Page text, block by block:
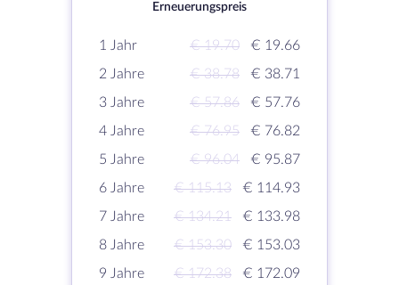
Erneuerungspreis
1 Jahr € 19.70
€ 19.66
2 Jahre
€ 38.78
€ 38.71
3 Jahre
€ 57.86
€ 57.76
4 Jahre
€ 76.95
€ 76.82
5 Jahre
€ 96.04
€ 95.87
6 Jahre
€ 115.13
€ 114.93
7 Jahre
€ 134.21
€ 133.98
8 Jahre
€ 153.30
€ 153.03
9 Jahre
€ 172.38
€ 172.09